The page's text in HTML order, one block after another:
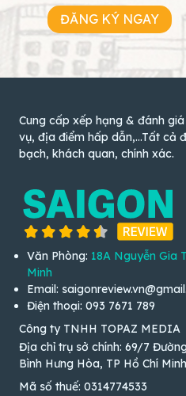
ĐĂNG KÝ NGAY
Cung cấp xếp hạng & đánh
vụ, địa điểm hấp dẫn,...Tất cả
bạch, khách quan, chính xác.
Văn Phòng: 18A Nguyễn Gia
Minh
Email:
Điện thoại: 093 7671 789
Công ty TNHH TOPAZ MEDIA
Địa chỉ trụ sở chính: 69/7
Bình Hưng Hòa, TP Hồ Chí Minh
Mã số thuế: 0314774533